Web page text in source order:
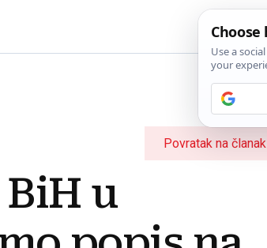
Povratak na članak
u